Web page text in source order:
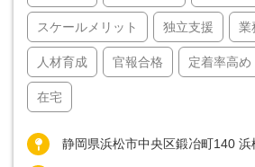
スケールメリット 独立支援 業
人材育成 官報合格 定着率高め
在宅
静岡県浜松市中央区鍛冶町140 浜